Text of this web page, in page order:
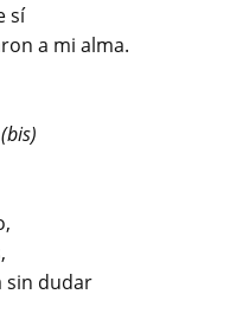
sí
a mi alma.
sin dudar